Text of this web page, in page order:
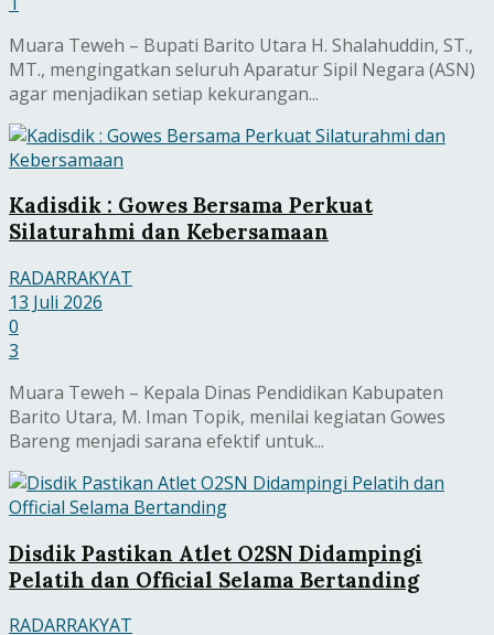
Muara Teweh – Bupati Barito Utara H. Shalahuddin, ST.,
MT., mengingatkan seluruh Aparatur Sipil Negara (ASN)
agar menjadikan setiap kekurangan...
Kadisdik : Gowes Bersama Perkuat
Silaturahmi dan Kebersamaan
RADARRAKYAT
13 Juli 2026
0
3
Muara Teweh – Kepala Dinas Pendidikan Kabupaten
Barito Utara, M. Iman Topik, menilai kegiatan Gowes
Bareng menjadi sarana efektif untuk...
Disdik Pastikan Atlet O2SN Didampingi
Pelatih dan Official Selama Bertanding
RADARRAKYAT